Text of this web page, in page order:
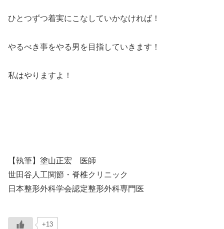
ひとつずつ着実にこなしていかなければ！
やるべき事をやる男を目指していきます！
私はやりますよ！
【執筆】塗山正宏 医師
世田谷人工関節・脊椎クリニック
日本整形外科学会認定整形外科専門医
+13